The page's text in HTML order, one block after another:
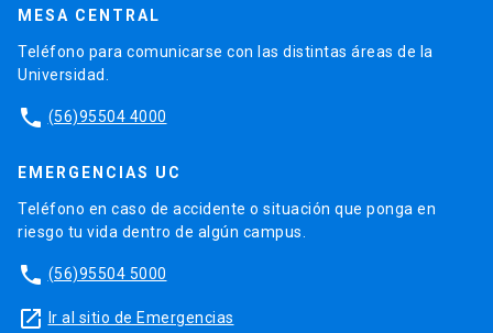
MESA CENTRAL
Teléfono para comunicarse con las distintas áreas de la
Universidad.
phone (56)95504 4000
EMERGENCIAS UC
Teléfono en caso de accidente o situación que ponga en
riesgo tu vida dentro de algún campus.
phone (56)95504 5000
launch Ir al sitio de Emergencias